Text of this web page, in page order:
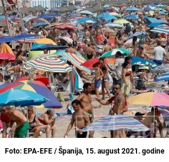
Foto: EPA-EFE / Španija, 15. august 2021. godine